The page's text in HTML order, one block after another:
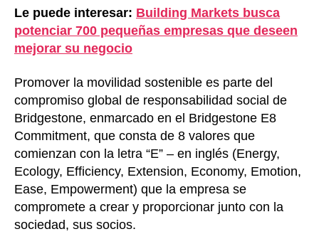
Le puede interesar: Building Markets busca
potenciar 700 pequeñas empresas que deseen
mejorar su negocio
Promover la movilidad sostenible es parte del
compromiso global de responsabilidad social de
Bridgestone, enmarcado en el Bridgestone E8
Commitment, que consta de 8 valores que
comienzan con la letra “E” – en inglés (Energy,
Ecology, Efficiency, Extension, Economy, Emotion,
Ease, Empowerment) que la empresa se
compromete a crear y proporcionar junto con la
sociedad, sus socios.